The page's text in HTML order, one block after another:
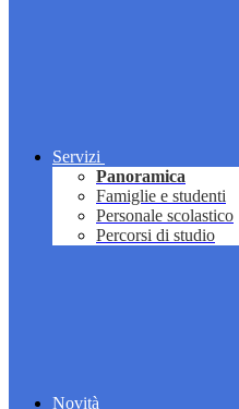
Servizi
Panoramica
Famiglie e studenti
Personale scolastico
Percorsi di studio
Novità